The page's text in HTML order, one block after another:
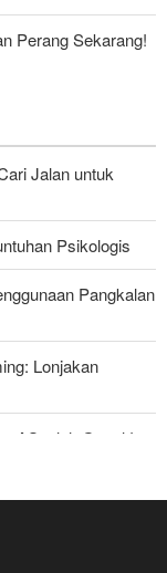
Perang Sekarang!
Jalan untuk
Psikologis
Pangkalan
Lonjakan
AS telah Gagal !